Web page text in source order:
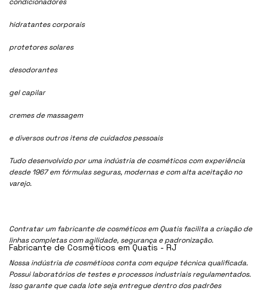
hidratantes corporais
protetores solares
desodorantes
gel capilar
cremes de massagem
e diversos outros itens de cuidados pessoais
Tudo desenvolvido por uma indústria de cosméticos com experiência
desde 1967 em fórmulas seguras, modernas e com alta aceitação no
varejo.
Contratar um fabricante de cosméticos em Quatis facilita a criação de
linhas completas com agilidade, segurança e padronização.
Nossa indústria de cosmétioos conta com equipe técnica qualificada.
Possui laboratórios de testes e processos industriais regulamentados.
Isso garante que cada lote seja entregue dentro dos padrões
Fabricante de Cosméticos em Quatis - RJ